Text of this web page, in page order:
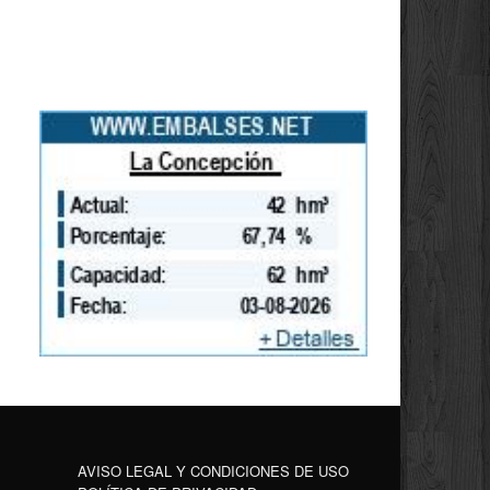
AVISO LEGAL Y CONDICIONES DE USO